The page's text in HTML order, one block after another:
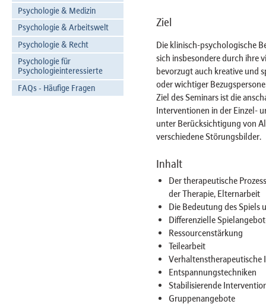
Psychologie & Medizin
Psychologie & Arbeitswelt
Psychologie & Recht
Psychologie für
Psychologieinteressierte
FAQs - Häufige Fragen
Ziel
Die klinisch-psychologische
sich insbesondere durch ihre
bevorzugt auch kreative und
oder wichtiger
Ziel des Seminars ist die
Interventionen in der Einzel-
unter Berücksichtigung von
verschiedene Störungsbilder.
Inhalt
Der therapeutische
der Therapie, Elternarbeit
Die Bedeutung des Spiels
Differenzielle
Ressourcenstärkung
Teilearbeit
Verhaltenstherapeutische
Entspannungstechniken
Stabilisierende
Gruppenangebote